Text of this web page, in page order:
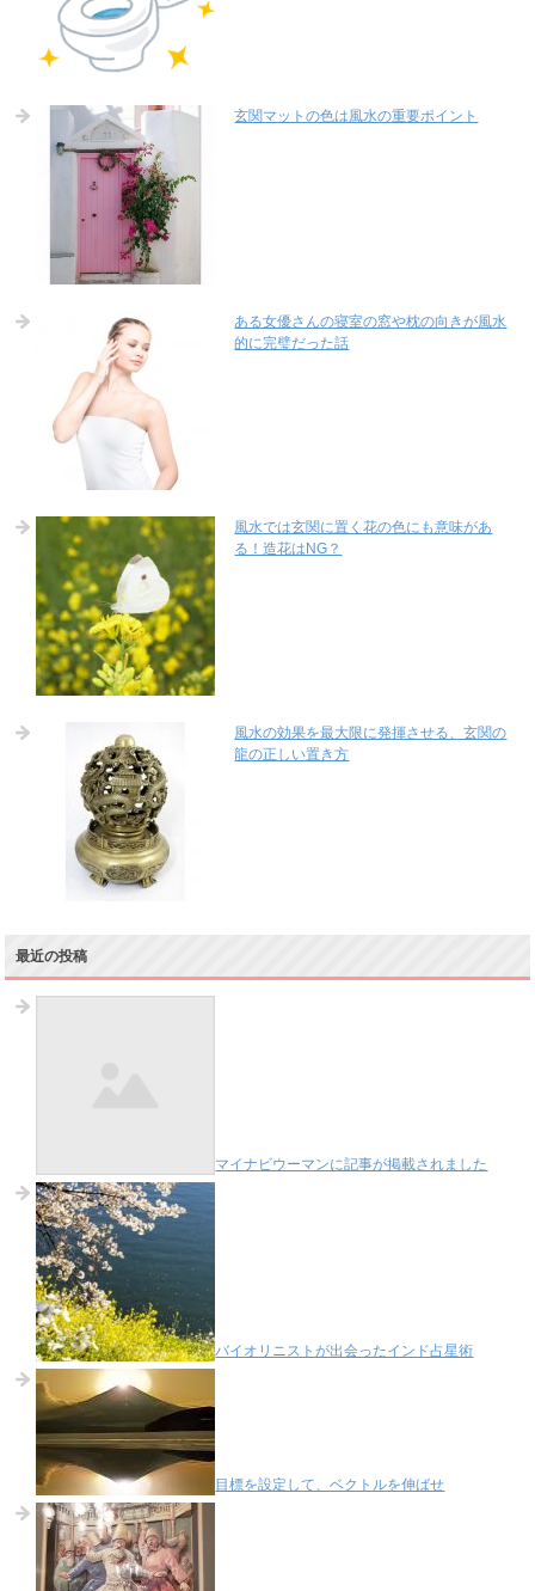
玄関マットの色は風水の重要ポイント
ある女優さんの寝室の窓や枕の向きが風水
的に完璧だった話
風水では玄関に置く花の色にも意味があ
る！造花はNG？
風水の効果を最大限に発揮させる、玄関の
龍の正しい置き方
最近の投稿
マイナビウーマンに記事が掲載されました
バイオリニストが出会ったインド占星術
目標を設定して、ベクトルを伸ばせ